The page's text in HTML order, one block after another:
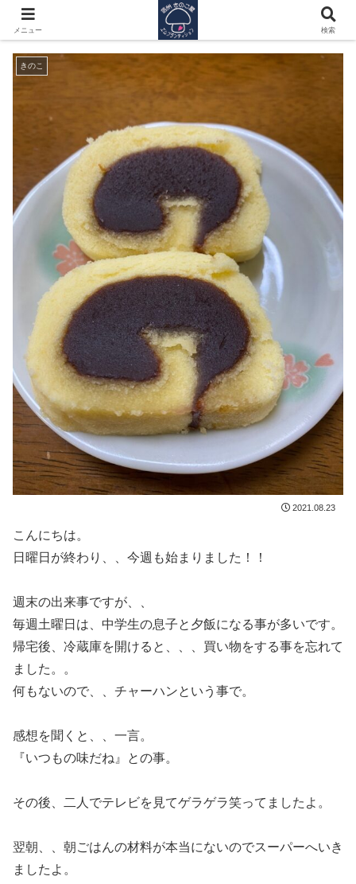
Tシャツに過激な言葉が、、
きのこ
2021.08.23
こんにちは。
日曜日が終わり、、今週も始まりました！！
週末の出来事ですが、、
毎週土曜日は、中学生の息子と夕飯になる事が多いです。
帰宅後、冷蔵庫を開けると、、、買い物をする事を忘れて
ました。。
何もないので、、チャーハンという事で。
感想を聞くと、、一言。
『いつもの味だね』との事。
その後、二人でテレビを見てゲラゲラ笑ってましたよ。
翌朝、、朝ごはんの材料が本当にないのでスーパーへいき
ましたよ。
メニュー 検索